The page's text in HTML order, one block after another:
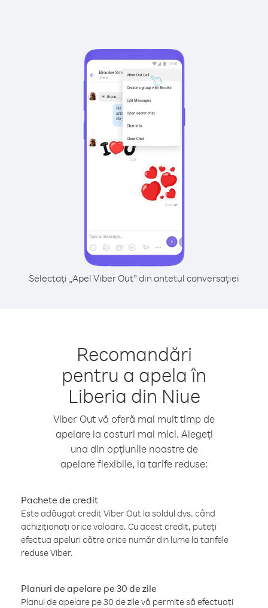
Selectați „Apel Viber Out” din antetul conversației
Recomandări
pentru a apela în
Liberia din Niue
Viber Out vă oferă mai mult timp de
apelare la costuri mai mici. Alegeți
una din opțiunile noastre de
apelare flexibile, la tarife reduse:
Pachete de credit
Este adăugat credit Viber Out la soldul dvs. când
achiziționați orice valoare. Cu acest credit, puteți
efectua apeluri către orice număr din lume la tarifele
reduse Viber.
Planuri de apelare pe 30 de zile
Planul de apelare pe 30 de zile vă permite să efectuați